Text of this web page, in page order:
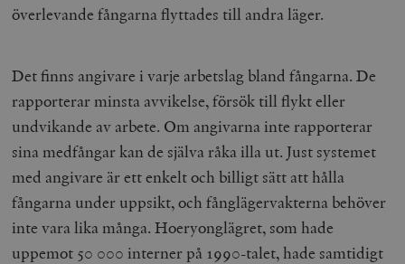
överlevande fångarna flyttades till andra läger.
Det finns angivare i varje arbetslag bland fångarna. De
rapporterar minsta avvikelse, försök till flykt eller
undvikande av arbete. Om angivarna inte rapporterar
sina medfångar kan de själva råka illa ut. Just systemet
med angivare är ett enkelt och billigt sätt att hålla
fångarna under uppsikt, och fånglägervakterna behöver
inte vara lika många. Hoeryonglägret, som hade
uppemot 50 000 interner på 1990-talet, hade samtidigt